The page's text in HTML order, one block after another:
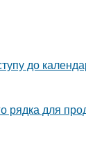
до
рядка для